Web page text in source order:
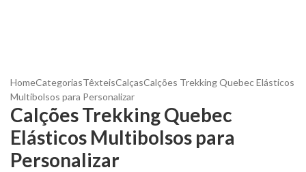
HomeCategoriasTêxteisCalçasCalções Trekking Quebec Elásticos
Multibolsos para Personalizar
Calções Trekking Quebec
Elásticos Multibolsos para
Personalizar